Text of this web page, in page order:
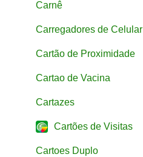
Carnê
Carregadores de Celular
Cartão de Proximidade
Cartao de Vacina
Cartazes
Cartões de Visitas
Cartoes Duplo